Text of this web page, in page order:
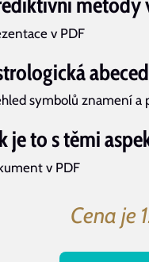
v PDF
symbolů znamení a
je to s těmi
v PDF
Cena je